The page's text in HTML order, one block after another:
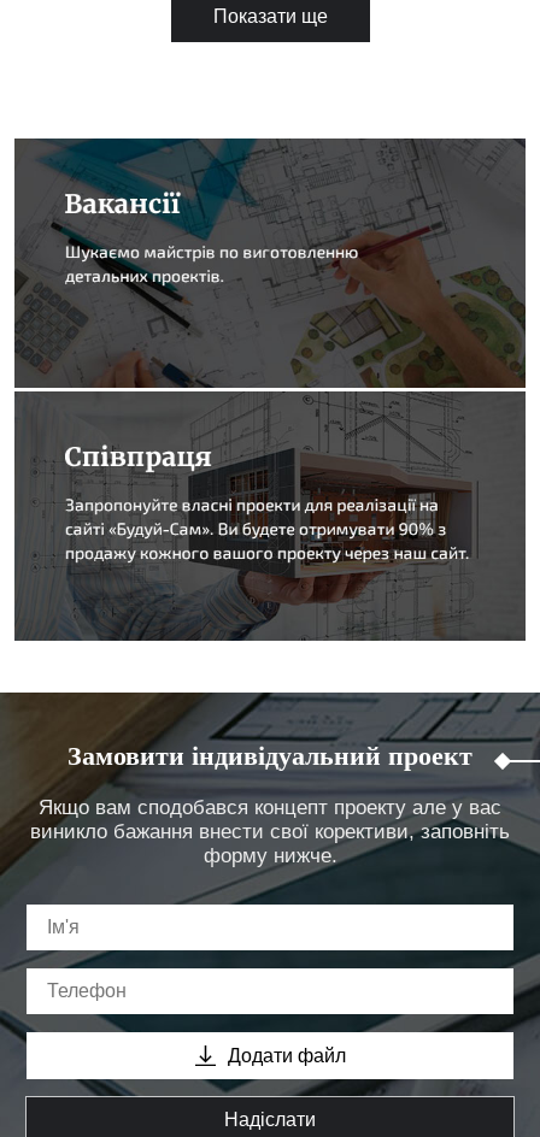
Показати ще
Замовити індивідуальний проект
Якщо вам сподобався концепт проекту але у вас
виникло бажання внести свої корективи, заповніть
форму нижче.
Додати файл
Надіслати